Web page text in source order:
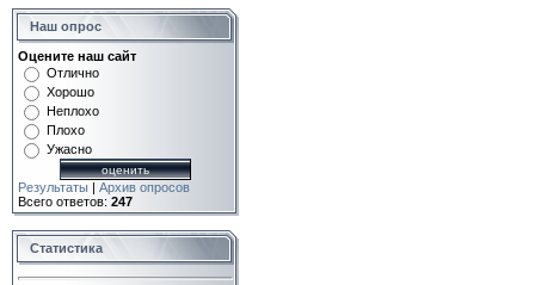
Наш опрос
Оцените наш сайт
Отлично
Хорошо
Неплохо
Плохо
Ужасно
Результаты | Архив опросов
Всего ответов: 247
Статистика